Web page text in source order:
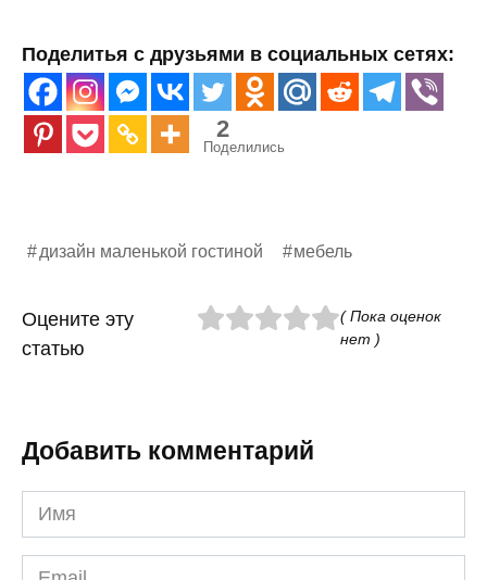
Поделитья с друзьями в социальных сетях:
2
Поделились
дизайн маленькой гостиной мебель
Оцените эту
статью
( Пока оценок
нет )
Добавить комментарий
Имя
*
Email